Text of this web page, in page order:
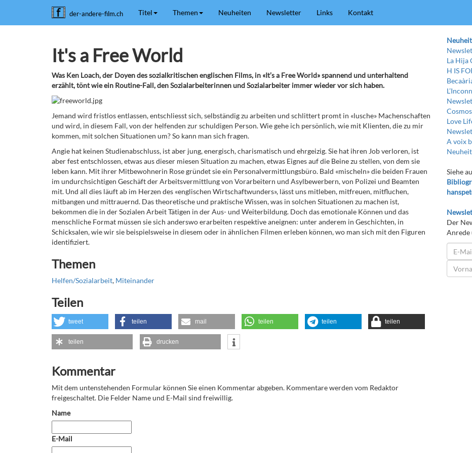
der-andere-film.ch Titel Themen Neuheiten Newsletter Links Kontakt
It's a Free World
Was Ken Loach, der Doyen des sozialkritischen englischen Films, in «It’s a Free World» spannend und unterhaltend
erzählt, tönt wie ein Routine-Fall, den Sozialarbeiterinnen und Sozialarbeiter immer wieder vor sich haben.
Jemand wird fristlos entlassen, entschliesst sich, selbständig zu arbeiten und schlittert promt in «lusche» Machenschaften
und wird, in diesem Fall, von der helfenden zur schuldigen Person. Wie gehe ich persönlich, wie mit Klienten, die zu mir
kommen, mit solchen Situationen um? So kann man sich fragen.
Angie hat keinen Studienabschluss, ist aber jung, energisch, charismatisch und ehrgeizig. Sie hat ihren Job verloren, ist
aber fest entschlossen, etwas aus dieser miesen Situation zu machen, etwas Eignes auf die Beine zu stellen, von dem sie
leben kann. Mit ihrer Mitbewohnerin Rose gründet sie ein Personalvermittlungsbüro. Bald «mischeln» die beiden Frauen
im undurchsichtigen Geschäft der Arbeitsvermittlung von Vorarbeitern und Asylbewerbern, von Polizei und Beamten
mit. Und all dies läuft ab im Herzen des «englischen Wirtschaftwunders», lässt uns mitleben, mitfreuen, mitfluchen,
mitbangen und mittrauernd. Das theoretische und praktische Wissen, was in solchen Situationen zu machen ist,
bekommen die in der Sozialen Arbeit Tätigen in der Aus- und Weiterbildung. Doch das emotionale Können und das
menschliche Format müssen sie sich anderswo erarbeiten respektive aneignen: unter anderem in Geschichten, in
Schicksalen, wie wir sie beispielsweise in diesem oder in ähnlichen Filmen erleben können, wo man sich mit den Figuren
identifiziert.
Themen
Helfen/Sozialarbeit, Miteinander
Teilen
tweet teilen mail teilen teilen teilen
teilen drucken
Kommentar
Mit dem untenstehenden Formular können Sie einen Kommentar abgeben. Kommentare werden vom Redaktor
freigeschaltet. Die Felder Name und E-Mail sind freiwillig.
Name
E-Mail
La Hija
H IS
Cosmos
Love
A voix
Siehe
Der
Anrede